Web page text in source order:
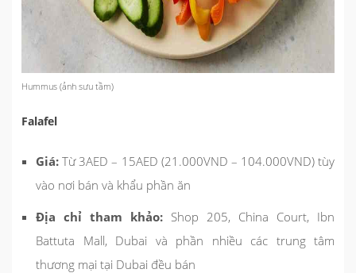
Hummus (ảnh sưu tầm)
Falafel
Giá: Từ 3AED – 15AED (21.000VND – 104.000VND) tùy
vào nơi bán và khẩu phần ăn
Địa chỉ tham khảo: Shop 205, China Court, Ibn
Battuta Mall, Dubai và phần nhiều các trung tâm
thương mại tại Dubai đều bán